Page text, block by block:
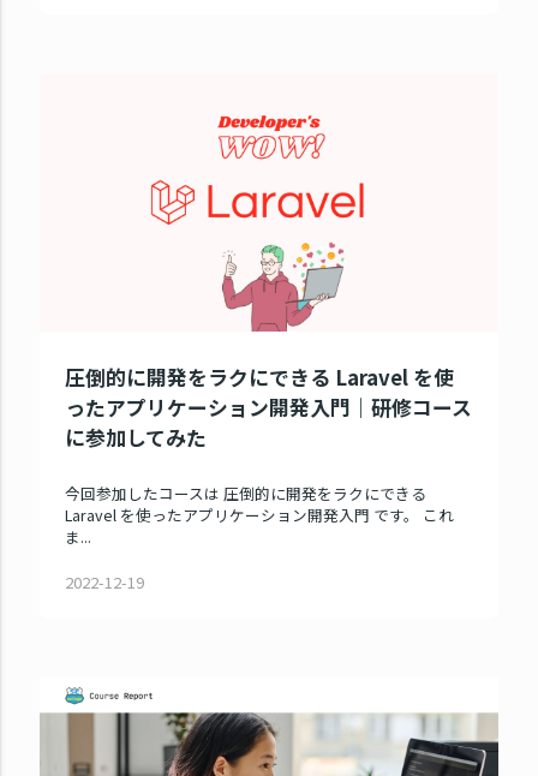
圧倒的に開発をラクにできる Laravel を使
ったアプリケーション開発入門｜研修コース
に参加してみた
今回参加したコースは 圧倒的に開発をラクにできる
Laravel を使ったアプリケーション開発入門 です。 これ
ま...
2022-12-19